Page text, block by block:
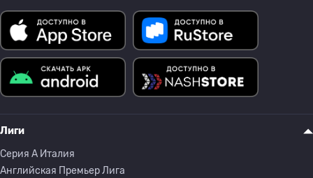
Лиги
Серия A Италия
Английская Премьер Лига